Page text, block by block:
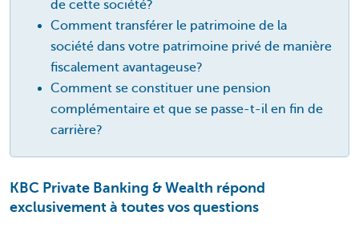
de cette société?
Comment transférer le patrimoine de la
société dans votre patrimoine privé de manière
fiscalement avantageuse?
Comment se constituer une pension
complémentaire et que se passe-t-il en fin de
carrière?
KBC Private Banking & Wealth répond
exclusivement à toutes vos questions